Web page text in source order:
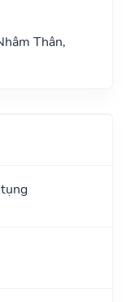
Thân,